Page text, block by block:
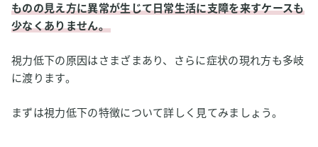
水素吸入は視力低下を招く加齢黄斑変性の治療に有用
ものの見え方に異常が生じて日常生活に支障を来すケースも
少なくありません。
視力低下の原因はさまざまあり、さらに症状の現れ方も多岐
に渡ります。
まずは視力低下の特徴について詳しく見てみましょう。